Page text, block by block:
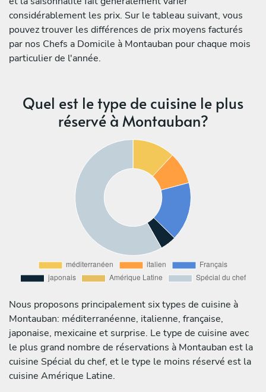
considérablement les prix. Sur le tableau suivant, vous
pouvez trouver les différences de prix moyens facturés
par nos Chefs a Domicile à Montauban pour chaque mois
particulier de l'année.
Quel est le type de cuisine le plus
réservé à Montauban?
Nous proposons principalement six types de cuisine à
Montauban: méditerranéenne, italienne, française,
japonaise, mexicaine et surprise. Le type de cuisine avec
le plus grand nombre de réservations à Montauban est la
cuisine Spécial du chef, et le type le moins réservé est la
cuisine Amérique Latine.